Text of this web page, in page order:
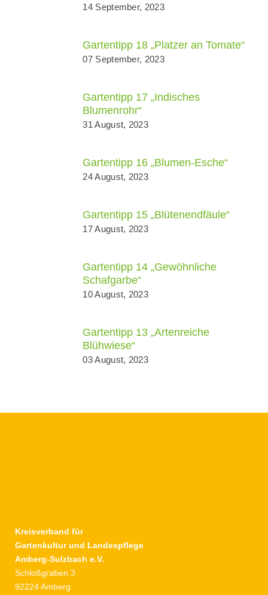
14 September, 2023
Gartentipp 18 „Platzer an Tomate“
07 September, 2023
Gartentipp 17 „Indisches
Blumenrohr“
31 August, 2023
Gartentipp 16 „Blumen-Esche“
24 August, 2023
Gartentipp 15 „Blütenendfäule“
17 August, 2023
Gartentipp 14 „Gewöhnliche
Schafgarbe“
10 August, 2023
Gartentipp 13 „Artenreiche
Blühwiese“
03 August, 2023
Kreisverband für
Gartenkultur und Landespflege
Amberg-Sulzbach e.V.
Schloßgraben 3
92224 Amberg